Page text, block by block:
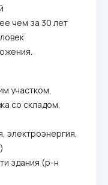
чем за 30 лет
участком,
со складом,
электроэнергия,
здания (р-н